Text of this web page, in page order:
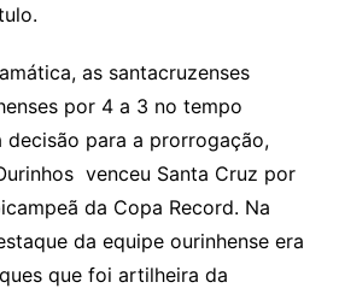
as santacruzenses
por 4 a 3 no tempo
decisão para a prorrogação,
venceu Santa Cruz por
da Copa Record. Na
da equipe ourinhense era
que foi artilheira da